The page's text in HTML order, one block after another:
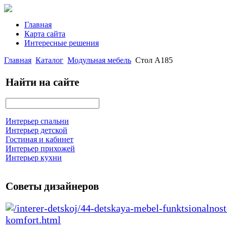
Главная
Карта сайта
Интересные решения
Главная Каталог Модульная мебель Стол А185
Найти на сайте
Интерьер спальни
Интерьер детской
Гостиная и кабинет
Интерьер прихожей
Интерьер кухни
Советы дизайнеров